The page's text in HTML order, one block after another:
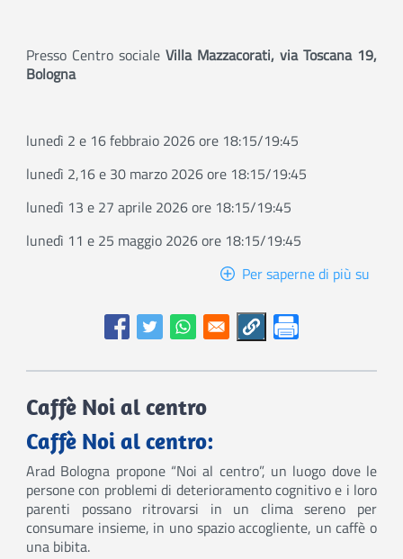
Presso Centro sociale Villa Mazzacorati, via Toscana 19,
Bologna
lunedì 2 e 16 febbraio 2026 ore 18:15/19:45
lunedì 2,16 e 30 marzo 2026 ore 18:15/19:45
lunedì 13 e 27 aprile 2026 ore 18:15/19:45
lunedì 11 e 25 maggio 2026 ore 18:15/19:45
Per saperne di più su
Caffè Noi al centro
Caffè Noi al centro:
Arad Bologna propone “Noi al centro”, un luogo dove le
persone con problemi di deterioramento cognitivo e i loro
parenti possano ritrovarsi in un clima sereno per
consumare insieme, in uno spazio accogliente, un caffè o
una bibita.